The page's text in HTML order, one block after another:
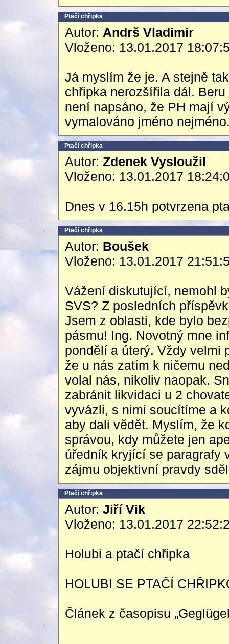
Ptačí chřipka
Autor: Andrš Vladimir
Vloženo: 13.01.2017
Já myslím že je. A stejně
chřipka nerozšířila dál.
není napsáno, že PH mají
vymalováno jméno
Ptačí chřipka
Autor: Zdenek Vysloužil
Vloženo: 13.01.2017
Dnes v 16.15h potvrzena
Ptačí chřipka
Autor: Boušek
Vloženo: 13.01.2017
Vážení diskutující, nemohl
SVS? Z posledních
Jsem z oblasti, kde bylo
pásmu! Ing. Novotný mne
pondělí a úterý. Vždy velmi
že u nás zatím k ničemu
volal nás, nikoliv naopak.
zabránit likvidaci u 2
vyvázli, s nimi soucítíme a
aby dali vědět. Myslím, že
správou, kdy můžete jen
úředník kryjící se paragrafy
zájmu objektivní pravdy
Ptačí chřipka
Autor: Jiří Vik
Vloženo: 13.01.2017
Holubi a ptačí chřipka
HOLUBI SE PTAČÍ
Článek z časopisu